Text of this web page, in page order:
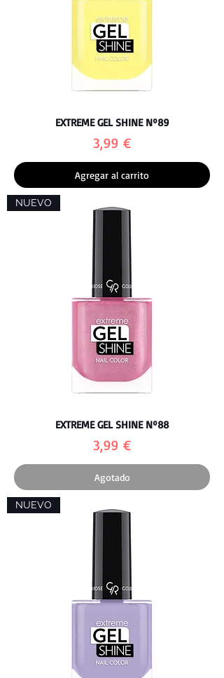
EXTREME GEL SHINE Nº89
Precio
3,99 €
Agregar al carrito
NUEVO
EXTREME GEL SHINE Nº88
Precio
3,99 €
Agotado
NUEVO